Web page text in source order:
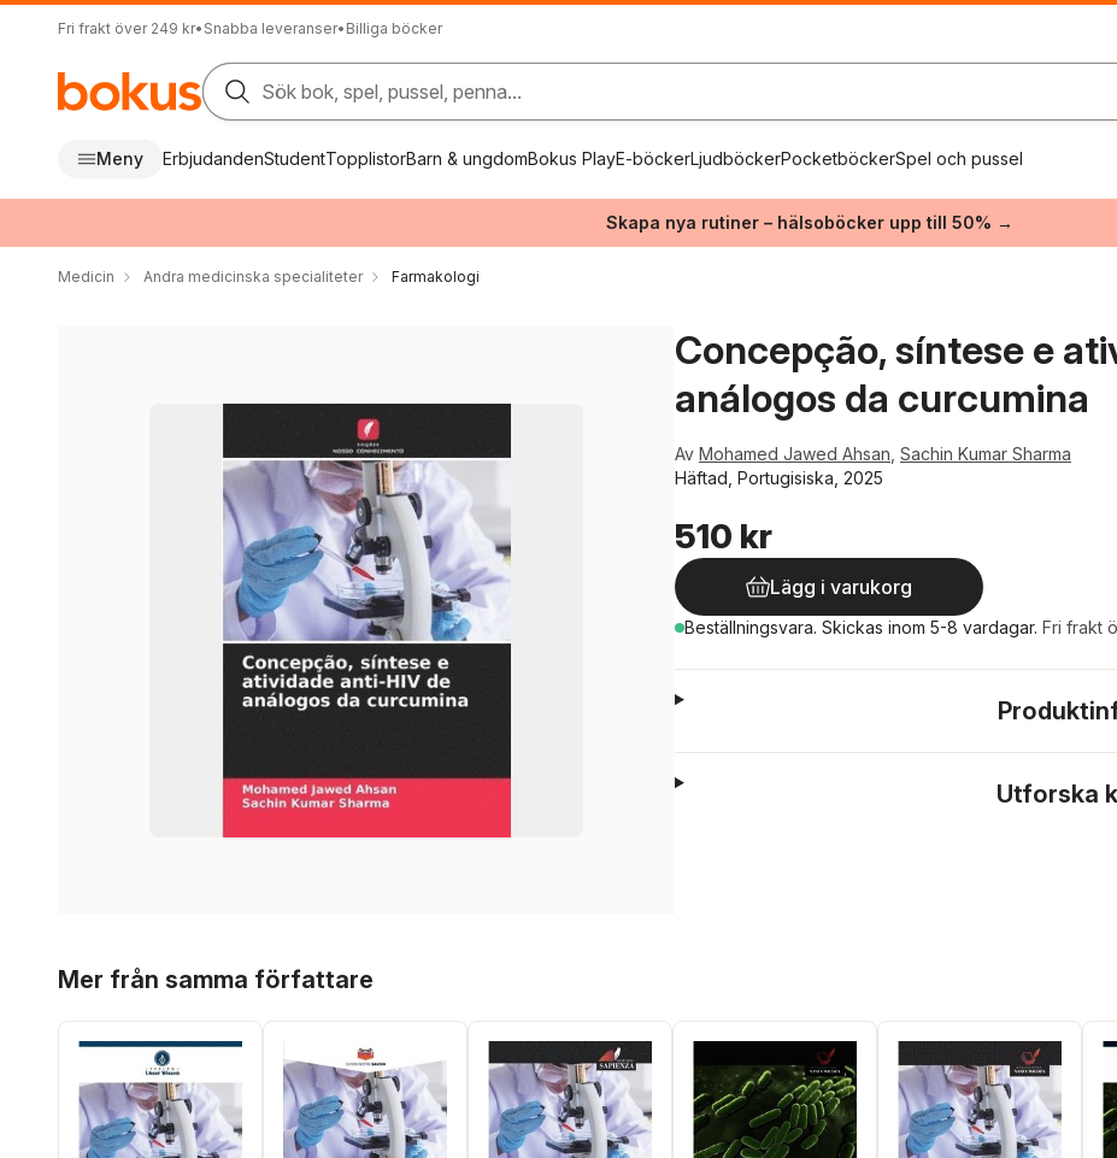
Fri frakt över 249 kr• Snabba leveranser• Billiga böcker
Sök bok, spel, pussel, penna...
Meny ErbjudandenStudentTopplistorBarn & ungdomBokus PlayE-böckerLjudböckerPocketböckerSpel och pussel
Skapa nya rutiner – hälsoböcker upp till 50% →
Medicin Andra medicinska specialiteter Farmakologi
Concepção, síntese e
análogos da curcumina
Av Mohamed Jawed Ahsan Sachin Kumar Sharma
Häftad, Portugisiska, 2025
510 kr
Lägg i varukorg
Beställningsvara. Skickas inom 5-8 vardagar. Fri frakt
Utforska
Mer från samma författare